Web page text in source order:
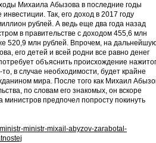
Михаила Абызова в последние годы
Так, его доход в 2017 году
рублей. А ведь еще два года назад
в правительстве с доходом 455,6 млн
520,9 млн рублей. Впрочем, на
его детей и всей родни все равно денег
объяснить происхождение
в случае необходимости, будет крайне
мира. После того как Михаил
по словам его знакомых, он вскоре
министров предпочел попросту покинуть
ministr-mixail-abyzov-zarabotal-